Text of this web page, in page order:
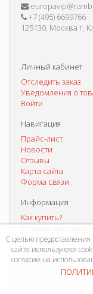
+7 (495) 6699766
125130, Москва г,
Личный кабинет
Отследить заказ
Уведомления о
Войти
Навигация
Прайс-лист
Новости
Отзывы
Карта сайта
Форма связи
Информация
Как купить?
Условия доставки
Способы оплаты
Система скидок
Контакты
С целью
сайте используются
согласие на